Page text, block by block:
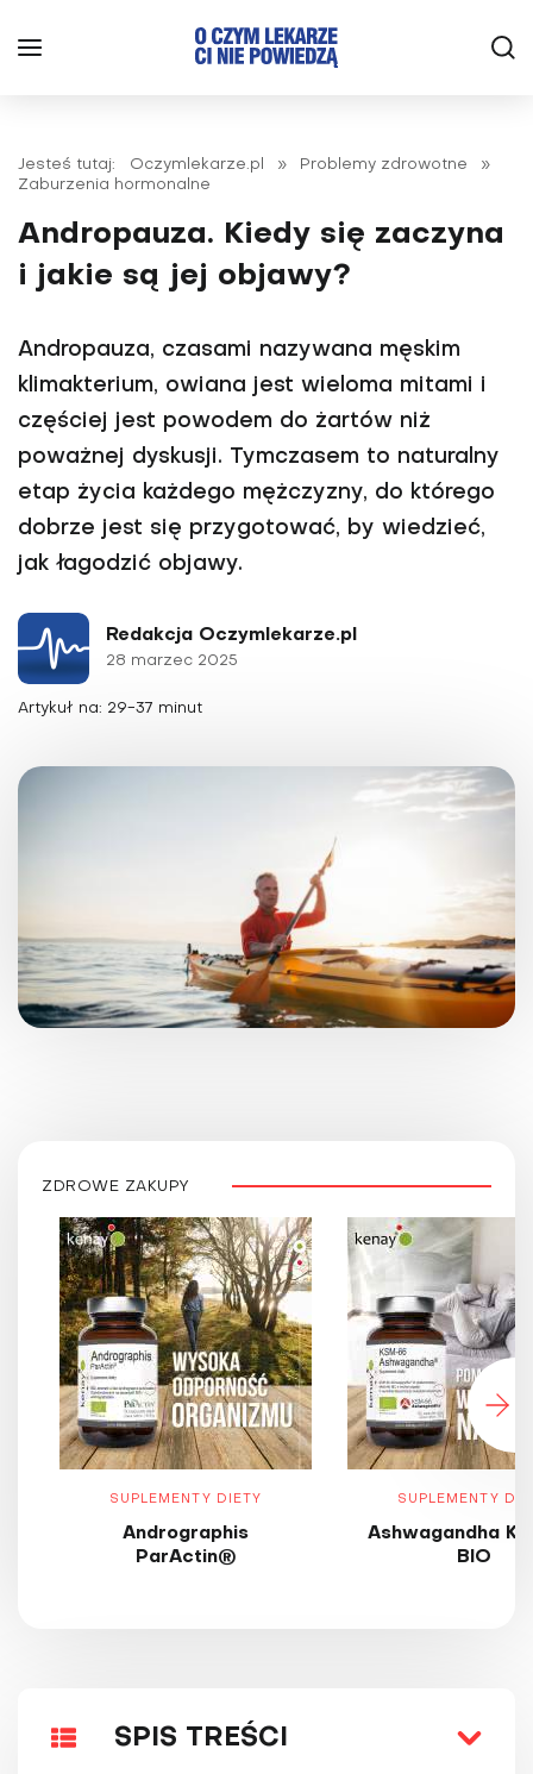
Jesteś tutaj: Oczymlekarze.pl » Problemy zdrowotne
»
Zaburzenia hormonalne
Andropauza. Kiedy się zaczyna
i jakie są jej objawy?
Andropauza, czasami nazywana męskim
klimakterium, owiana jest wieloma mitami i
częściej jest powodem do żartów niż
poważnej dyskusji. Tymczasem to naturalny
etap życia każdego mężczyzny, do którego
dobrze jest się przygotować, by wiedzieć,
jak łagodzić objawy.
Redakcja Oczymlekarze.pl
28 marzec 2025
Artykuł na: 29-37 minut
ZDROWE ZAKUPY
SUPLEMENTY DIETY
Andrographis
ParActin®
SUPLEMENTY
Ashwagandha
BIO
SPIS TREŚCI